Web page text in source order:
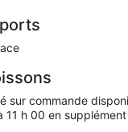
clients peuvent
sur commande
11 h 00 en supplément